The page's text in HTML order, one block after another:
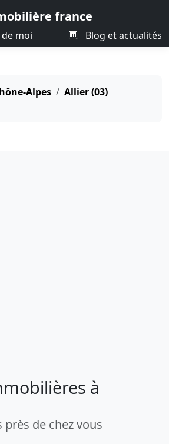
france
moi Blog et actualités
Alpes
Allier (03)
à
de chez vous